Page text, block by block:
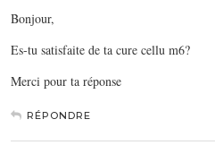
Bonjour,
Es-tu satisfaite de ta cure cellu m6?
Merci pour ta réponse
RÉPONDRE